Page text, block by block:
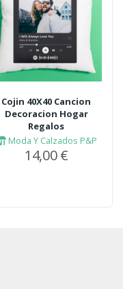
Cojin 40X40 Cancion
Decoracion Hogar
Regalos
Moda Y Calzados P&P
14,00 €